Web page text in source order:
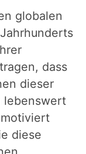
globalen
dass
dieser
lebenswert
diese